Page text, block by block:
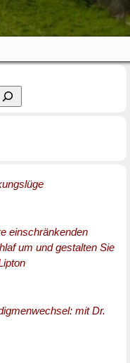
einschränkenden
um und gestalten Sie
mit Dr.